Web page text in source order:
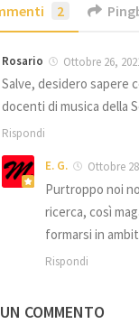
2
Rosario Ottobre 26,
Salve, desidero sapere
docenti di musica della
Rispondi
E. G. Ottobre
Purtroppo noi
ricerca, così
formarsi in
Rispondi
COMMENTO